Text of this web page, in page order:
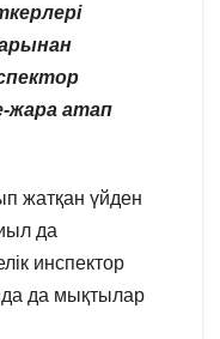
жара атап
жатқан үйден
да
инспектор
да мықтылар